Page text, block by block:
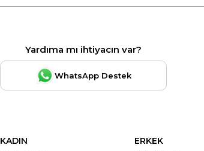
Yardıma mı ihtiyacın var?
WhatsApp Destek
KADIN
ERKEK